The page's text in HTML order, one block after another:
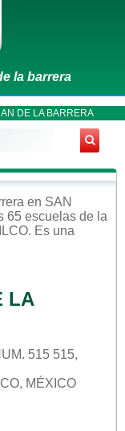
la barrera
DE LA BARRERA
en SAN
65 escuelas de la
. Es una
LA
515 515,
MÉXICO